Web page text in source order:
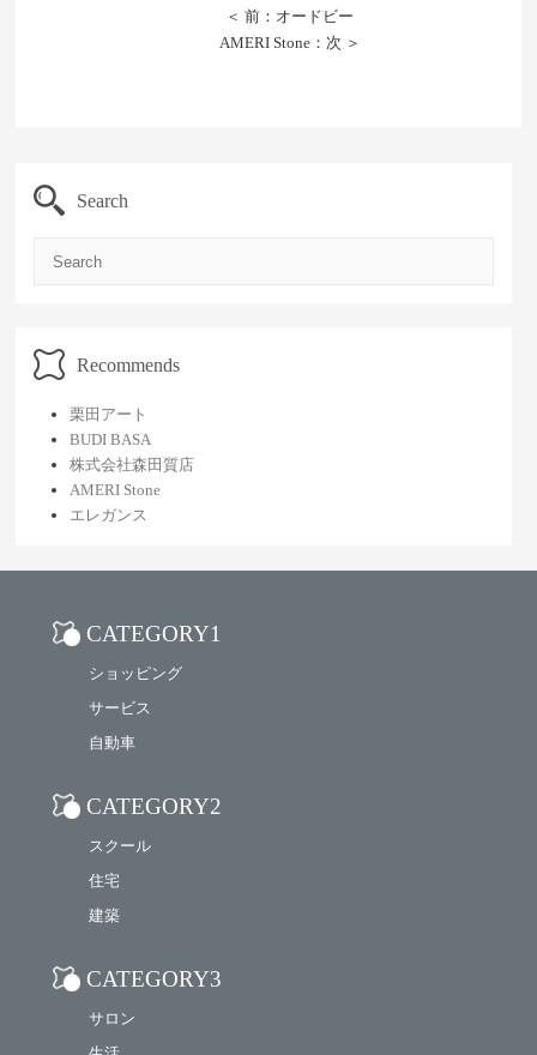
＜ 前：オードビー
AMERI Stone：次 ＞
Search
Recommends
栗田アート
BUDI BASA
株式会社森田質店
AMERI Stone
エレガンス
CATEGORY1
ショッピング
サービス
自動車
CATEGORY2
スクール
住宅
建築
CATEGORY3
サロン